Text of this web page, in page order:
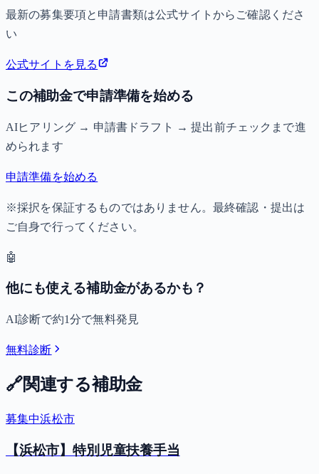
最新の募集要項と申請書類は公式サイトからご確認くださ
い
公式サイトを見る
この補助金で申請準備を始める
AIヒアリング → 申請書ドラフト → 提出前チェックまで進
められます
申請準備を始める
※採択を保証するものではありません。最終確認・提出は
ご自身で行ってください。
🤖
他にも使える補助金があるかも？
AI診断で約1分で無料発見
無料診断
🔗関連する補助金
募集中浜松市
【浜松市】特別児童扶養手当